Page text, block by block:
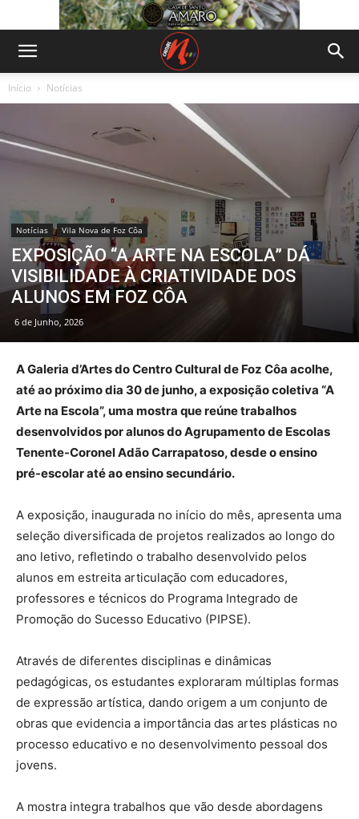
Início Notícias
Notícias Vila Nova de Foz Côa
EXPOSIÇÃO “A ARTE NA ESCOLA” DÁ
VISIBILIDADE À CRIATIVIDADE DOS
ALUNOS EM FOZ CÔA
6 de Junho, 2026
A Galeria d’Artes do Centro Cultural de Foz Côa acolhe,
até ao próximo dia 30 de junho, a exposição coletiva “A
Arte na Escola”, uma mostra que reúne trabalhos
desenvolvidos por alunos do Agrupamento de Escolas
Tenente-Coronel Adão Carrapatoso, desde o ensino
pré-escolar até ao ensino secundário.
A exposição, inaugurada no início do mês, apresenta uma
seleção diversificada de projetos realizados ao longo do
ano letivo, refletindo o trabalho desenvolvido pelos
alunos em estreita articulação com educadores,
professores e técnicos do Programa Integrado de
Promoção do Sucesso Educativo (PIPSE).
Através de diferentes disciplinas e dinâmicas
pedagógicas, os estudantes exploraram múltiplas formas
de expressão artística, dando origem a um conjunto de
obras que evidencia a importância das artes plásticas no
processo educativo e no desenvolvimento pessoal dos
jovens.
A mostra integra trabalhos que vão desde abordagens